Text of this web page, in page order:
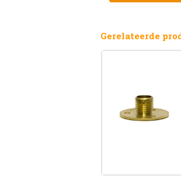
Gerelateerde